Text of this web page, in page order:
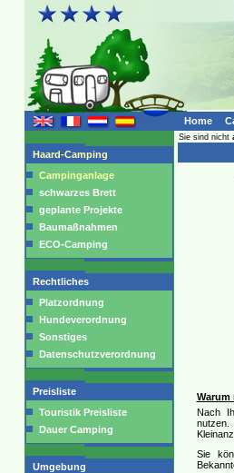
Home
Haard-Camping
Campinganlage
schwarzes Brett
geplante Projekte
Baumaßnahmen
ECO-Camping
Rechtliches
Platzordnung
Hundeverordnung
Sonstiges
Datenschutzverordnung
Preisliste
Touristik Preisliste
Dauer Camping
Umgebung
Sie sind nicht
Warum
Nach
Sie